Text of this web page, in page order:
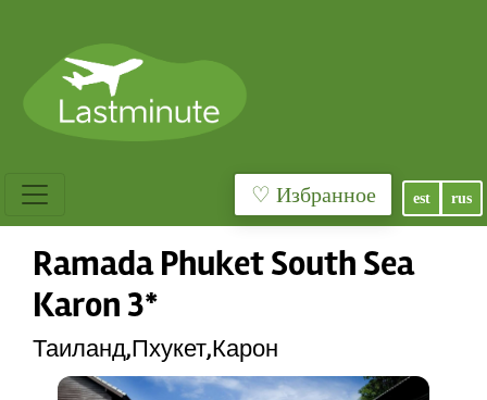
♡ Избранное est rus
Ramada Phuket South Sea
Karon 3*
Таиланд,Пхукет,Карон